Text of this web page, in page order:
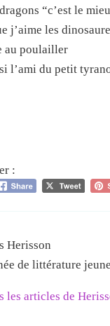
“c’est le
j’aime les
au poulailler
l’ami du petit
:
Herisson
de littérature
les articles de